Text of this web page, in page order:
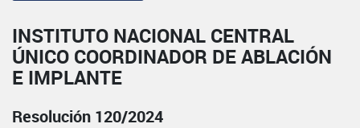
INSTITUTO NACIONAL CENTRAL
ÚNICO COORDINADOR DE ABLACIÓN
E IMPLANTE
Resolución 120/2024